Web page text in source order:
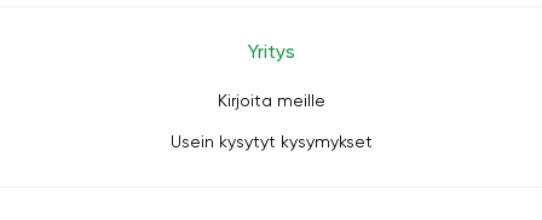
Yritys
Kirjoita meille
Usein kysytyt kysymykset